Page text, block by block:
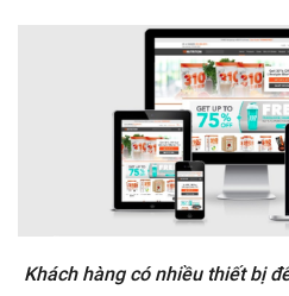
Khách hàng có nhiều thiết bị